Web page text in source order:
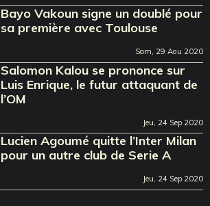
Bayo Vakoun signe un doublé pour
sa première avec Toulouse
Sam, 29 Aou 2020
Salomon Kalou se prononce sur
Luis Enrique, le futur attaquant de
l’OM
Jeu, 24 Sep 2020
Lucien Agoumé quitte l’Inter Milan
pour un autre club de Serie A
Jeu, 24 Sep 2020